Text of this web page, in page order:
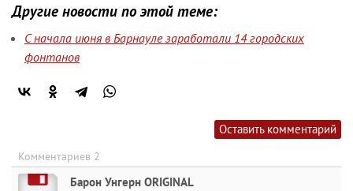
Другие новости по этой теме:
С начала июня в Барнауле заработали 14 городских
фонтанов
Оставить комментарий
Комментариев 2
Барон Унгерн ORIGINAL